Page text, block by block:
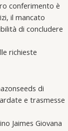
conferimento è
il mancato
di concludere
richieste
di
e trasmesse
Jaimes Giovana